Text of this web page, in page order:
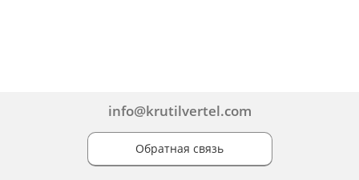
info@krutilvertel.com
Обратная связь